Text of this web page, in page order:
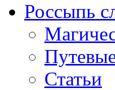
Россыпь
Статьи